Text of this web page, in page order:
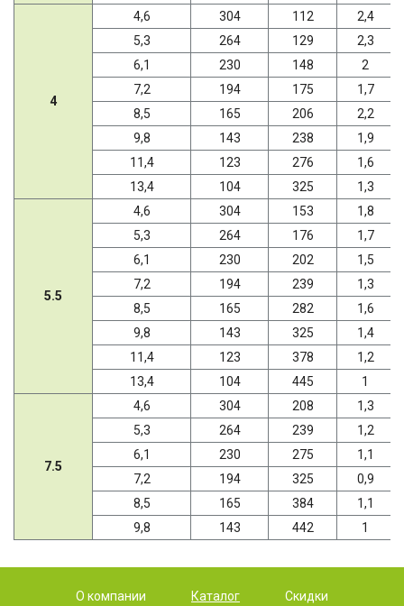
4
4,6 304 112
2,4
5,3
264 129
2,3
6,1
230 148
2
7,2
194 175
1,7
8,5
165 206
2,2
9,8
143 238
1,9
11,4
123 276
1,6
13,4
104 325 1,3
5.5
4,6 304 153
1,8
5,3
264 176
1,7
6,1
230 202
1,5
7,2
194 239
1,3
8,5
165 282
1,6
9,8
143 325
1,4
11,4
123 378
1,2
13,4
104 445 1
7.5
4,6 304 208
1,3
5,3
264 239
1,2
6,1
230 275
1,1
7,2
194 325
0,9
8,5
165 384
1,1
9,8
143 442 1
О компании Каталог Скидки